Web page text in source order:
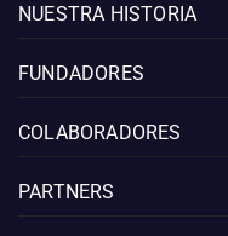
NUESTRA HISTORIA
FUNDADORES
COLABORADORES
PARTNERS